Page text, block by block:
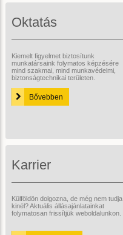
Oktatás
Kiemelt figyelmet biztosítunk
munkatársaink folymatos képzésére
mind szakmai, mind munkavédelmi,
biztonságtechnikai területen.
Bővebben
Karrier
Külföldön dolgozna, de még nem tudja
kinél? Aktuális állásajánlatainkat
folymatosan frissítjük weboldalunkon.